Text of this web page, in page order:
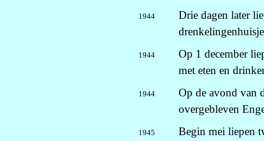
1944
Drie dagen later
1944
Op 1 december
met eten en
1944
Op de avond van
overgebleven
1945
Begin mei liepen